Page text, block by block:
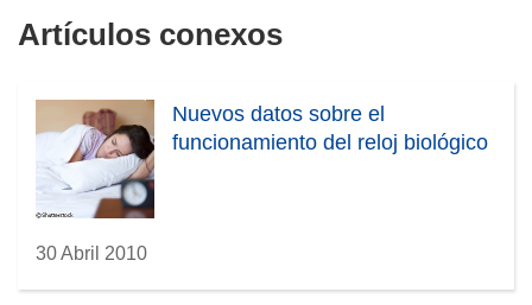
Artículos conexos
Nuevos datos sobre el
funcionamiento del reloj biológico
30 Abril 2010